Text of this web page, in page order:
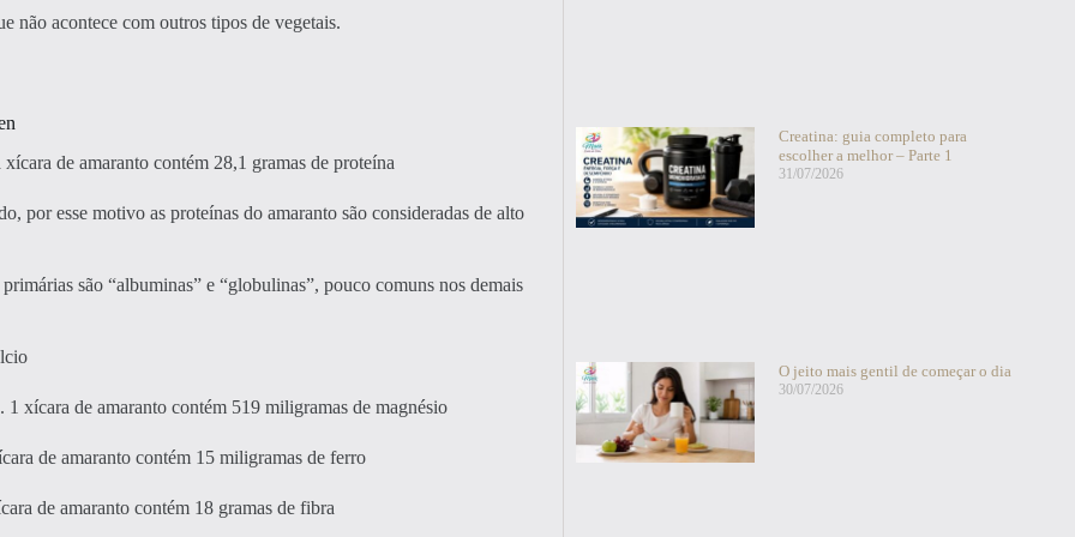
não acontece com outros tipos de vegetais.
de amaranto contém 28,1 gramas de proteína
por esse motivo as proteínas do amaranto são consideradas de alto
são “albuminas” e “globulinas”, pouco comuns nos demais
xícara de amaranto contém 519 miligramas de magnésio
de amaranto contém 15 miligramas de ferro
de amaranto contém 18 gramas de fibra
Creatina: guia completo para
escolher a melhor – Parte 1
31/07/2026
O jeito mais gentil de começar o dia
30/07/2026